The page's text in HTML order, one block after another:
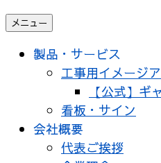
メニュー
製品・サービス
工事用イメージ
【公式】ギ
看板・サイン
会社概要
代表ご挨拶